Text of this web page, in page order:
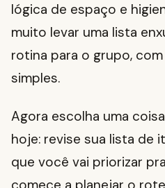
lógica de espaço e
muito levar uma lista
rotina para o grupo,
simples.
Agora escolha uma
hoje: revise sua lista de
que você vai priorizar